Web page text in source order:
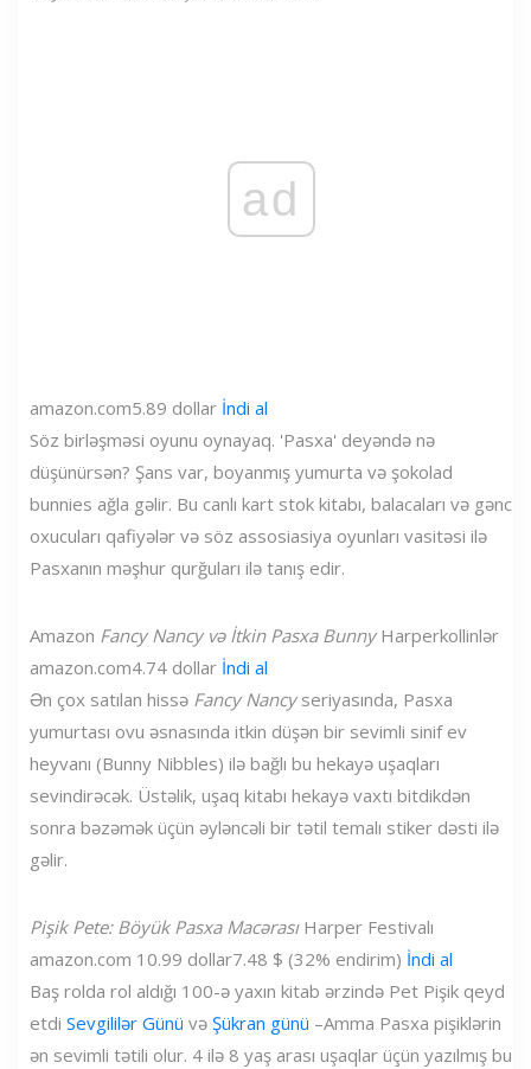
ad
amazon.com5.89 dollar İndi al
Söz birləşməsi oyunu oynayaq. 'Pasxa' deyəndə nə
düşünürsən? Şans var, boyanmış yumurta və şokolad
bunnies ağla gəlir. Bu canlı kart stok kitabı, balacaları və gənc
oxucuları qafiyələr və söz assosiasiya oyunları vasitəsi ilə
Pasxanın məşhur qurğuları ilə tanış edir.
Amazon Fancy Nancy və İtkin Pasxa Bunny Harperkollinlər
amazon.com4.74 dollar İndi al
Ən çox satılan hissə Fancy Nancyseriyasında, Pasxa
yumurtası ovu əsnasında itkin düşən bir sevimli sinif ev
heyvanı (Bunny Nibbles) ilə bağlı bu hekayə uşaqları
sevindirəcək. Üstəlik, uşaq kitabı hekayə vaxtı bitdikdən
sonra bəzəmək üçün əyləncəli bir tətil temalı stiker dəsti ilə
gəlir.
Pişik Pete: Böyük Pasxa Macərası Harper Festivalı
amazon.com 10.99 dollar7.48 $ (32% endirim) İndi al
Baş rolda rol aldığı 100-ə yaxın kitab ərzində Pet Pişik qeyd
etdi Sevgililər Günü və Şükran günü –Amma Pasxa pişiklərin
ən sevimli tətili olur. 4 ilə 8 yaş arası uşaqlar üçün yazılmış bu